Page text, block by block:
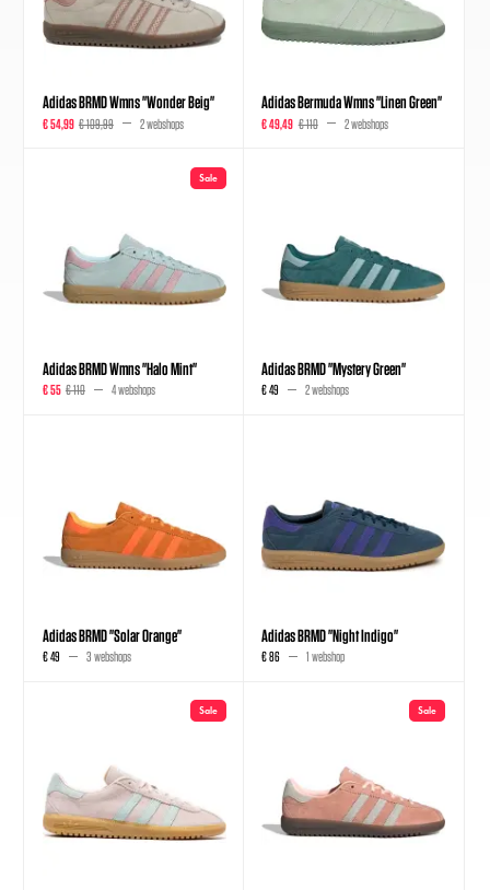
Adidas BRMD Wmns "Wonder Beig"
€ 54,99 € 109,99 2 webshops
Adidas Bermuda Wmns "Linen Green"
€ 49,49 € 110 2 webshops
Sale
Adidas BRMD Wmns "Halo Mint"
€ 55 € 110 4 webshops
Adidas BRMD "Mystery Green"
€ 49 2 webshops
Adidas BRMD "Solar Orange"
€ 49 3 webshops
Adidas BRMD "Night Indigo"
€ 86 1 webshop
Sale Sale